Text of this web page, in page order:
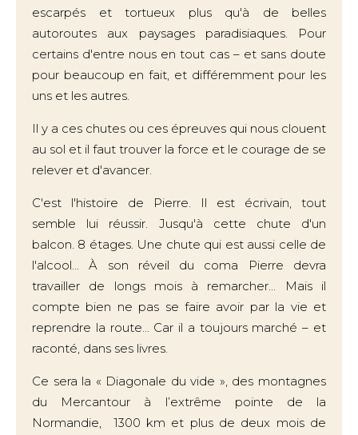
escarpés et tortueux plus qu'à de belles
autoroutes aux paysages paradisiaques. Pour
certains d'entre nous en tout cas – et sans doute
pour beaucoup en fait, et différemment pour les
uns et les autres.
Il y a ces chutes ou ces épreuves qui nous clouent
au sol et il faut trouver la force et le courage de se
relever et d'avancer.
C'est l'histoire de Pierre. Il est écrivain, tout
semble lui réussir. Jusqu'à cette chute d'un
balcon. 8 étages. Une chute qui est aussi celle de
l'alcool... À son réveil du coma Pierre devra
travailler de longs mois à remarcher... Mais il
compte bien ne pas se faire avoir par la vie et
reprendre la route... Car il a toujours marché – et
raconté, dans ses livres.
Ce sera la « Diagonale du vide », des montagnes
du Mercantour à l’extrême pointe de la
Normandie, 1300 km et plus de deux mois de